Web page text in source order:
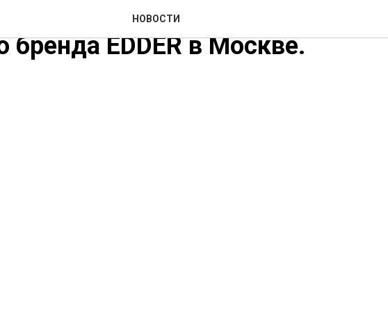
НОВОСТИ
на открытии нового
бренда EDDER в Москве.